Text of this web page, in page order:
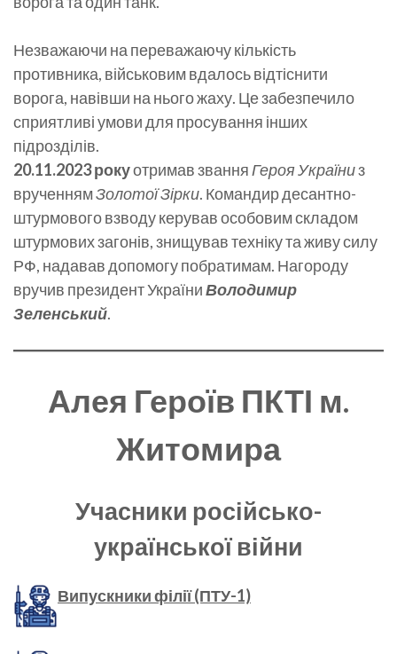
Незважаючи на переважаючу кількість
противника, військовим вдалось відтіснити
ворога, навівши на нього жаху. Це забезпечило
сприятливі умови для просування інших
підрозділів.
20.11.2023 рокуотримав званняГероя Україниз
врученнямЗолотої Зірки. Командир десантно-
штурмового взводу керував особовим складом
штурмових загонів, знищував техніку та живу силу
РФ, надавав допомогу побратимам. Нагороду
вручив президент УкраїниВолодимир
Зеленський.
Алея Героїв ПКТІ м.
Житомира
Учасники російсько-
української війни
Випускники філії (ПТУ-1)